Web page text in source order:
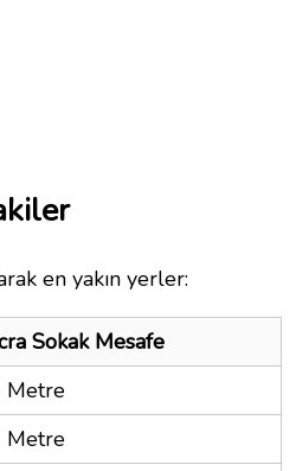
en yakın yerler:
Sokak Mesafe
Metre
Metre